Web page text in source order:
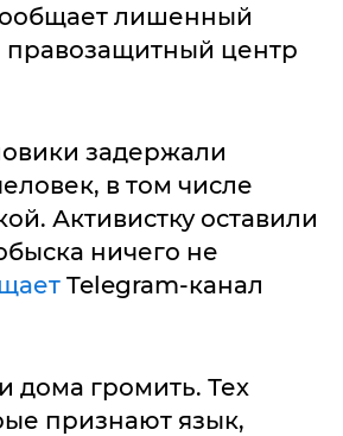
лишенный
правозащитный центр
задержали
в том числе
Активистку оставили
ничего не
Telegram-канал
дома громить. Тех
признают язык,